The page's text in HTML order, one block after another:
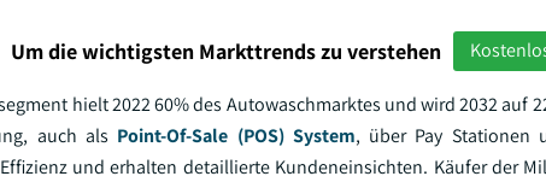
Um die wichtigsten Markttrends zu verstehen
hielt 2022 60% des Autowaschmarktes und wird 2032 auf
auch als Point-Of-Sale (POS) System, über Pay Stationen
und erhalten detaillierte Kundeneinsichten. Käufer der